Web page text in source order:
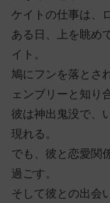
ケイトの仕事は、
ある日、上を眺め
イト。
鳩にフンを落とさ
ェンブリーと知り
彼は神出鬼没で、
現れる。
でも、彼と恋愛関
過ごす。
そして彼との出会